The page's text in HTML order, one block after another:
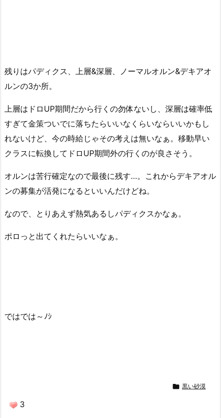
残りはパディクス、上層&深層、ノーマルオルン&デキアオ
ルンの3か所。
上層はドロUP期間だから行くの勿体ないし、深層は確率低
すぎて金策ついでに落ちたらいいなくらいならいいかもし
れないけど、今の時給じゃその考えは無いなぁ。移動早い
クラスに転換してドロUP期間外の行くのが良さそう。
オルンは苦行確定なので最後に残す…。これからデキアオル
ンの募集が活発になるといいんだけどね。
なので、とりあえず熱気あるしパディクスかなぁ。
ポロっと出てくれたらいいなぁ。
ではでは～ﾉｼ
 黒い砂漠
3